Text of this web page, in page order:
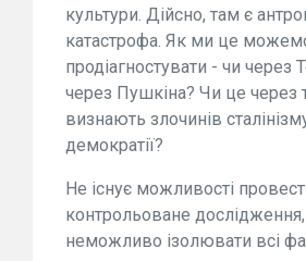
культури. Дійсно, там є
катастрофа. Як ми це
продіагностувати - чи через
через Пушкіна? Чи це через
визнають злочинів
демократії?
Не існує можливості
контрольоване дослідження,
неможливо ізолювати всі